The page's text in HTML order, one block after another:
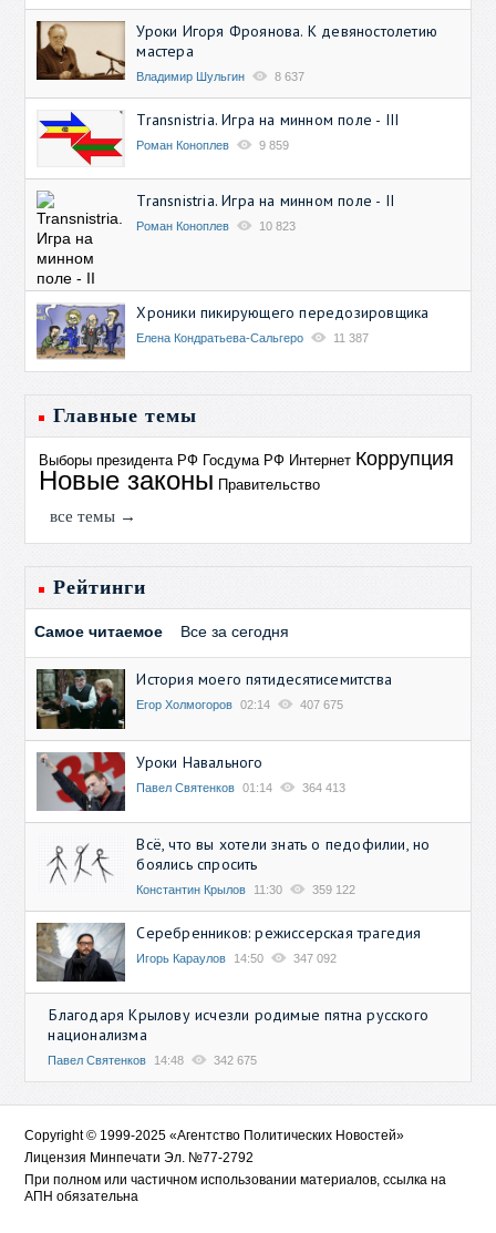
Уроки Игоря Фроянова. К девяностолетию
мастера
Владимир Шульгин 8 637
Transnistria. Игра на минном поле - III
Роман Коноплев 9 859
Transnistria. Игра на минном поле - II
Роман Коноплев 10 823
Хроники пикирующего передозировщика
Елена Кондратьева-Сальгеро 11 387
Главные темы
Выборы президента РФ Госдума РФ Интернет Коррупция
Новые законы Правительство
все темы →
Рейтинги
Самое читаемое Все за сегодня
История моего пятидесятисемитства
Егор Холмогоров 02:14 407 675
Уроки Навального
Павел Святенков 01:14 364 413
Всё, что вы хотели знать о педофилии, но
боялись спросить
Константин Крылов 11:30 359 122
Серебренников: режиссерская трагедия
Игорь Караулов 14:50 347 092
Благодаря Крылову исчезли родимые пятна русского
национализма
Павел Святенков 14:48 342 675
Copyright © 1999-2025 «Агентство Политических Новостей»
Лицензия Минпечати Эл. №77-2792
При полном или частичном использовании материалов, ссылка на
АПН обязательна